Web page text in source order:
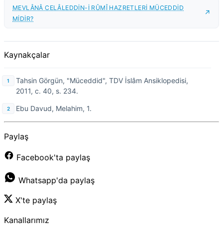
MEVLÂNÂ CELÂLEDDİN-İ RÛMÎ HAZRETLERİ MÜCEDDİD
MİDİR?
Kaynakçalar
Tahsin Görgün, "Müceddid", TDV İslâm Ansiklopedisi,
2011, c. 40, s. 234.
Ebu Davud, Melahim, 1.
Paylaş
Facebook'ta paylaş
Whatsapp'da paylaş
X'te paylaş
Kanallarımız